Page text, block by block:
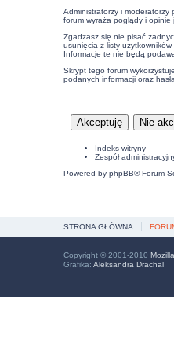
Administratorzy i moderatorzy
forum wyraża poglądy i opinie
Zgadzasz się nie pisać
usunięcia z listy
Informacje te nie będą
Skrypt tego forum
podanych informacji oraz
Indeks witryny
Zespół
Powered by phpBB® Forum
STRONA GŁÓWNA
Copyright © 2001-2010
Grafika: Aleksandra Drachal